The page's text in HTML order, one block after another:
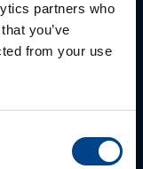
partners who
you’ve
from your use
sinulle